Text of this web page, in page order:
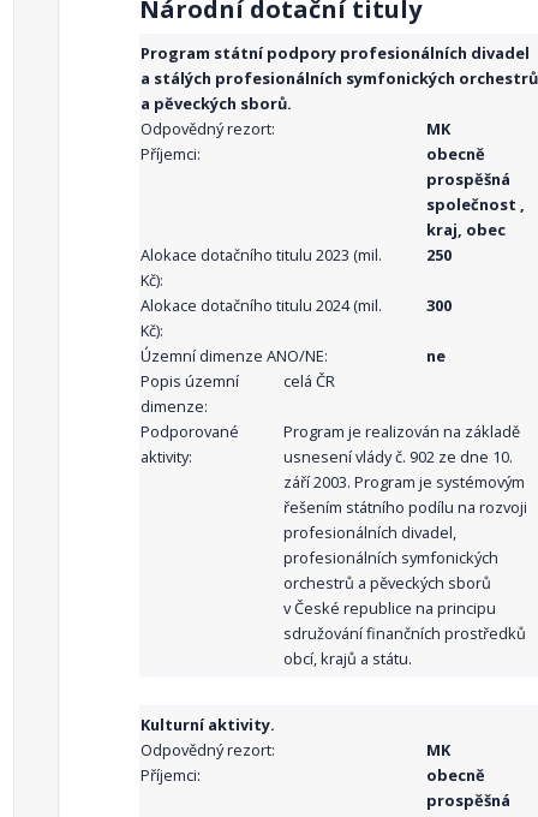
Národní dotační tituly
Program státní podpory profesionálních divadel
a stálých profesionálních symfonických orchestrů
a pěveckých sborů.
Odpovědný rezort:
MK
Příjemci:
obecně
prospěšná
společnost ,
kraj, obec
Alokace dotačního titulu 2023 (mil.
Kč):
250
Alokace dotačního titulu 2024 (mil.
Kč):
300
Územní dimenze ANO/NE:
ne
Popis územní
dimenze:
celá ČR
Podporované
aktivity:
Program je realizován na základě
usnesení vlády č. 902 ze dne 10.
září 2003. Program je systémovým
řešením státního podílu na rozvoji
profesionálních divadel,
profesionálních symfonických
orchestrů a pěveckých sborů
v České republice na principu
sdružování finančních prostředků
obcí, krajů a státu.
Kulturní aktivity.
Odpovědný rezort:
MK
Příjemci:
obecně
prospěšná